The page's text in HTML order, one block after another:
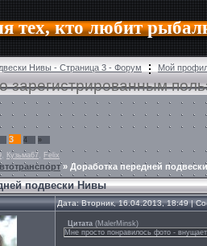
тех, кто любит
Нивы - Страница 3 - Форум Мой
зарегистрированным
3 4 »
Кузьма67 Felix
» Доработка передней
подвески Нивы
Дата: Вторник, 16.04.2013, 18:49 |
Цитата (MalerMinsk)
Мне просто понравилось фото -